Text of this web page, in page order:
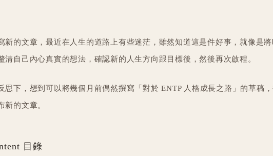
新的文章，最近在人生的道路上有些迷茫，雖然知道這是件好事，就像是
清自己內心真實的想法，確認新的人生方向跟目標後，然後再次啟程。
思下，想到可以將幾個月前偶然撰寫「對於 ENTP 人格成長之路」的草稿
新的文章。
目錄